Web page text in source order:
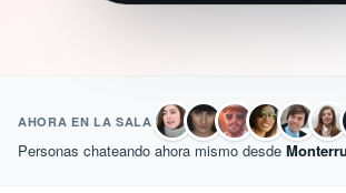
AHORA EN LA SALA
Personas chateando ahora mismo desde